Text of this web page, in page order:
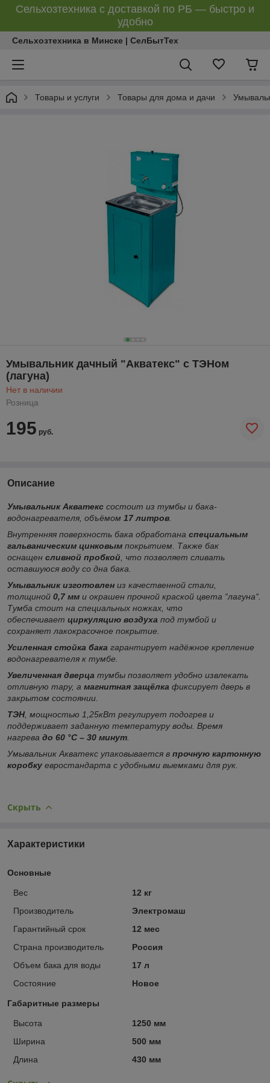
Сельхозтехника с доставкой по РБ — быстро и
удобно
Сельхозтехника в Минске | СелБытТех
Товары и услуги Товары для дома и дачи
Умывальник дачный "Акватекс" с ТЭНом
(лагуна)
Нет в наличии
Розница
195 руб.
Описание
Умывальник Акватекс состоит из тумбы и бака-
водонагревателя, объёмом 17 литров
Внутренняя поверхность бака обработана специальным
гальваническим цинковым покрытием. Также бак
оснащен сливной пробкой , что позволяет сливать
оставшуюся воду со дна бака.
Умывальник изготовлен из качественной стали,
толщиной 0,7 мм и окрашен прочной краской цвета “лагуна“.
Тумба стоит на специальных ножках, что
обеспечивает циркуляцию воздуха под тумбой и
сохраняет лакокрасочное покрытие.
Усиленная стойка бака гарантирует надёжное крепление
водонагревателя к тумбе.
Увеличенная дверца тумбы позволяет удобно извлекать
отливную тару, а магнитная защёлка фиксирует дверь в
закрытом состоянии.
ТЭН, мощностью 1,25кВт регулирует подогрев и
поддерживает заданную температуру воды. Время
нагрева до 60 °С – 30 минут
Умывальник Акватекс упаковывается в прочную картонную
коробку евростандарта с удобными выемками для рук.
Скрыть
Характеристики
Основные
Вес
12 кг
Производитель
Электромаш
Гарантийный срок
12 мес
Страна производитель
Россия
Объем бака для воды
17 л
Состояние
Новое
Габаритные размеры
Высота
1250 мм
Ширина
500 мм
Длина
430 мм